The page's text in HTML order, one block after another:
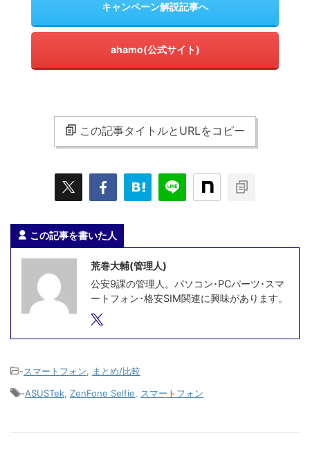
キャンペーン解説記事へ
ahamo(公式サイト)
この記事タイトルとURLをコピー
この記事を書いた人
荒巻大輔(管理人)
公安9課の管理人。パソコン･PCパーツ･スマ
ートフォン･格安SIM関連に興味があります。
-スマートフォン, まとめ/比較
-ASUSTek, ZenFone Selfie, スマートフォン